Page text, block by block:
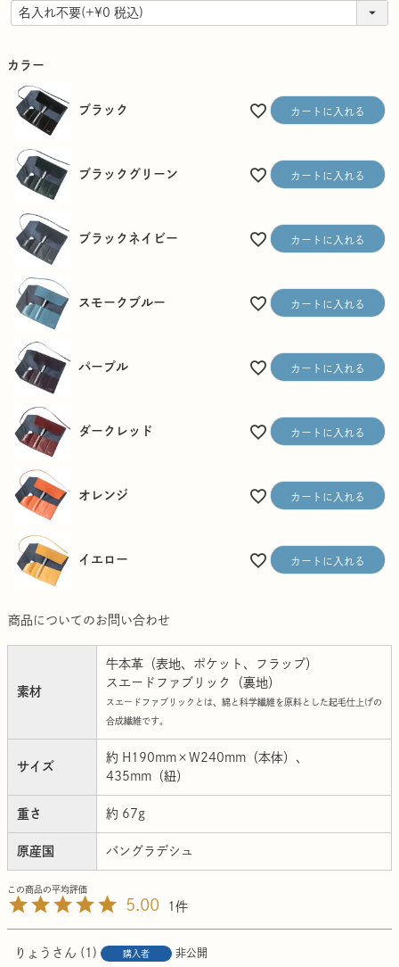
カラー
ブラック カートに入れる
ブラックグリーン カートに入れる
ブラックネイビー カートに入れる
スモークブルー カートに入れる
パープル カートに入れる
ダークレッド カートに入れる
オレンジ カートに入れる
イエロー カートに入れる
商品についてのお問い合わせ
素材
牛本革（表地、ポケット、フラップ）
スエードファブリック（裏地）
スエードファブリックとは、綿と科学繊維を原料とした起毛仕上げの
合成繊維です。
サイズ
約 H190mm×W240mm（本体）、
435mm（紐）
重さ 約 67g
原産国 バングラデシュ
5.00 1
りょう 1 購入者
非公開